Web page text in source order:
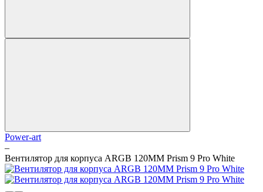
Power-art
–
Вентилятор для корпуса ARGB 120MM Prism 9 Pro White